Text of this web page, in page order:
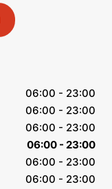
06:00 - 23:00
06:00 - 23:00
06:00 - 23:00
06:00 - 23:00
06:00 - 23:00
06:00 - 23:00